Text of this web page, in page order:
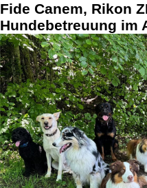
Fide Canem, Rikon
Hundebetreuung im